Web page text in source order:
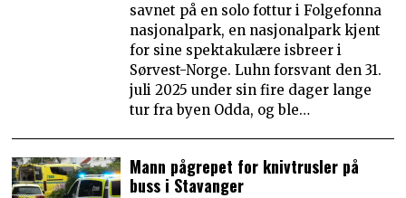
savnet på en solo fottur i Folgefonna
nasjonalpark, en nasjonalpark kjent
for sine spektakulære isbreer i
Sørvest-Norge. Luhn forsvant den 31.
juli 2025 under sin fire dager lange
tur fra byen Odda, og ble…
Mann pågrepet for knivtrusler på
buss i Stavanger